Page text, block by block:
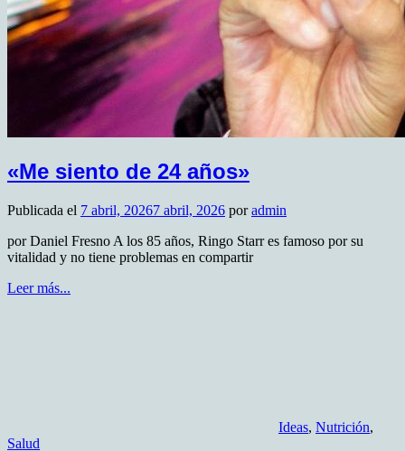
«Me siento de 24 años»
Publicada el 7 abril, 20267 abril, 2026 poradmin
por Daniel Fresno A los 85 años, Ringo Starr es famoso por su
vitalidad y no tiene problemas en compartir
Leer más...
Ideas, Nutrición,
Salud